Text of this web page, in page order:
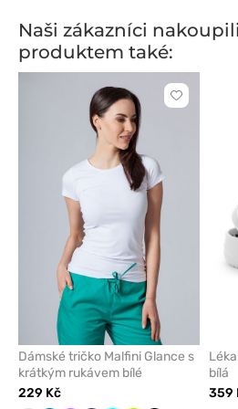
Naši zákazníci
produktem také:
Kliknutím
Dámské tričko Malfini Glance s
krátkým rukávem bílé
229 Kč
bílá
359